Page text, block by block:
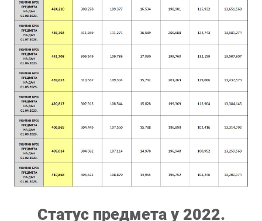
Статус предмета у 2022.